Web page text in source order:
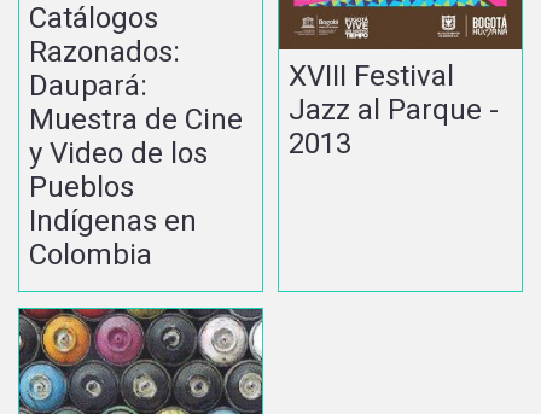
Catálogos
Razonados:
Daupará:
Muestra de Cine
y Video de los
Pueblos
Indígenas en
Colombia
XVIII Festival
Jazz al Parque -
2013